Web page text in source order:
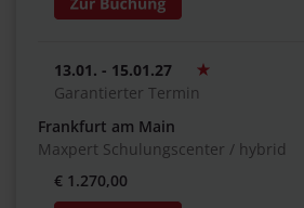
13.01. - 15.01.27
Garantierter Termin
Frankfurt am Main
Maxpert Schulungscenter / hybrid
€ 1.270,00